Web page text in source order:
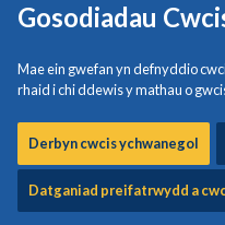
Gosodiadau
Mae ein gwefan yn defnyddio
rhaid i chi ddewis y mathau o
Derbyn cwcis ychwanegol
Datganiad preifatrwydd a
manylion cyswllt yn
Mae'n llawer haws i ni
chi gyfrif.
Byddwch hefyd yn gallu
nesaf ar yr hafan unwaith